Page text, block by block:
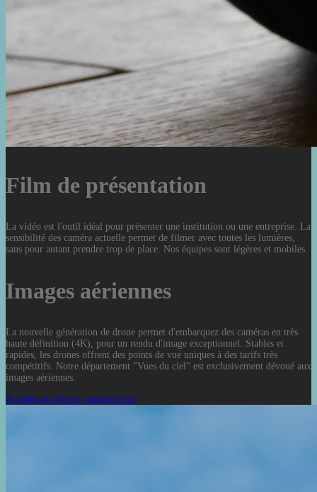
Film de présentation
La vidéo est l'outil idéal pour présenter une institution ou une entreprise. La
sensibilité des caméra actuelle permet de filmer avec toutes les lumières,
sans pour autant prendre trop de place. Nos équipes sont légères et mobiles.
Images aériennes
La nouvelle génération de drone permet d'embarquez des caméras en très
haute définition (4K), pour un rendu d'image exceptionnel. Stables et
rapides, les drones offrent des points de vue uniques à des tarifs très
compétitifs. Notre département "Vues du ciel" est exclusivement dévoué aux
images aériennes.
Accédez au site de vuesduciel.ch